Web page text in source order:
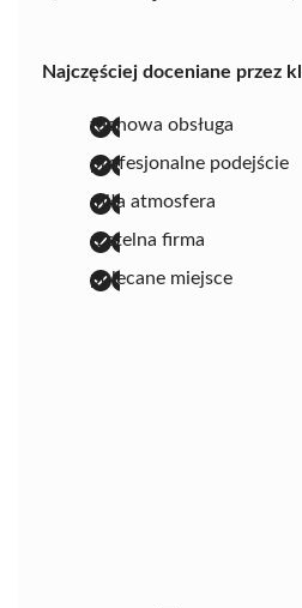
Najczęściej doceniane przez
fachowa obsługa
profesjonalne podejście
miła atmosfera
rzetelna firma
polecane miejsce